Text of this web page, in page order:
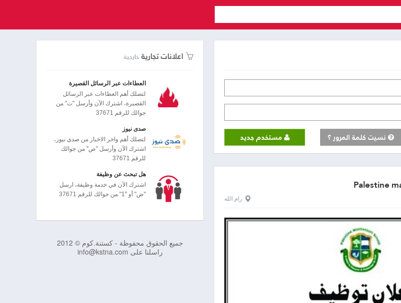
اعلانات تجارية خارجية
العطاءات عبر الرسائل القصيرة
لتصلك أهم العطاءات عبر الرسائل
القصيرة، اشترك الآن وأرسل "ت" من
جوالك للرقم 37671
صدى نيوز
لتصلك أهم واخر الاخبار من صدى نيوز،
اشترك الآن وأرسل "ص" من جوالك
للرقم 37671
هل تبحث عن وظيفة
اشترك الآن في خدمة وظيفة، ارسل
"ض" أو "1" من جوالك للرقم 37671
جميع الحقوق محفوظة - كستنة.كوم © 2012
راسلنا على info@kstna.com
نسيت كلمة المرور ؟ مستخدم جديد
Palestine
رام الله